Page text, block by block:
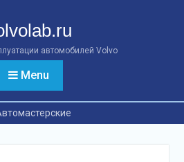
автомобилей Volvo
Menu